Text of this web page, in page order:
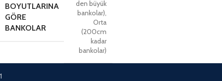
BOYUTLARINA
GÖRE
BANKOLAR
den büyük
bankolar)
Orta
(200cm
kadar
bankolar)
1